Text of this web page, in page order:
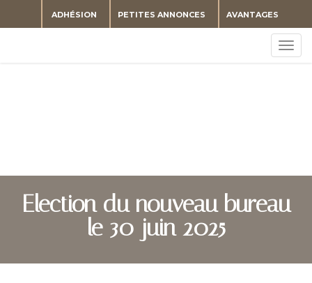
AVANTAGES
PETITES ANNONCES
ADHÉSION
Election du nouveau bureau
le 30 juin 2025